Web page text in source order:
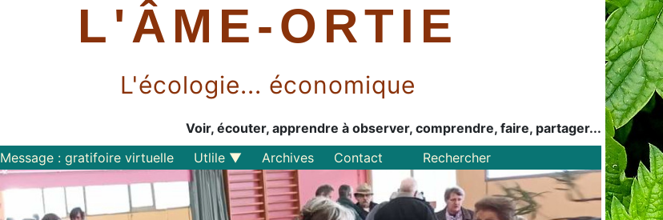
L'ÂME-ORTIE
L'écologie... économique
Voir, écouter, apprendre à observer, comprendre, faire, partager...
Message : gratifoire virtuelle
Utlile
Outils libres
Liens
Archives Contact Rechercher